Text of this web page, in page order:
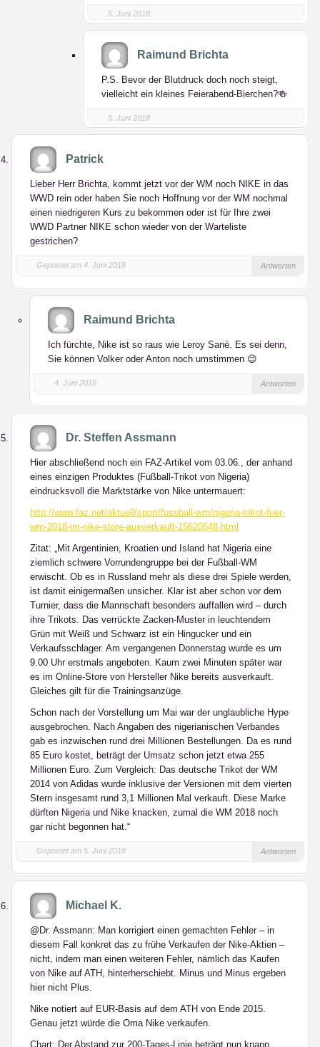
5. Juni 2018
Raimund Brichta
P.S. Bevor der Blutdruck doch noch steigt,
vielleicht ein kleines Feierabend-Bierchen?🍻
5. Juni 2018
Patrick
Lieber Herr Brichta, kommt jetzt vor der WM noch NIKE in das
WWD rein oder haben Sie noch Hoffnung vor der WM nochmal
einen niedrigeren Kurs zu bekommen oder ist für Ihre zwei
WWD Partner NIKE schon wieder von der Warteliste
gestrichen?
Gepostet am 4. Juni 2018 Antworten
Raimund Brichta
Ich fürchte, Nike ist so raus wie Leroy Sané. Es sei denn,
Sie können Volker oder Anton noch umstimmen 😉
4. Juni 2018 Antworten
Dr. Steffen Assmann
Hier abschließend noch ein FAZ-Artikel vom 03.06., der anhand
eines einzigen Produktes (Fußball-Trikot von Nigeria)
eindrucksvoll die Marktstärke von Nike untermauert:
http://www.faz.net/aktuell/sport/fussball-wm/nigeria-trikot-fuer-
wm-2018-im-nike-store-ausverkauft-15620548.html
Zitat: „Mit Argentinien, Kroatien und Island hat Nigeria eine
ziemlich schwere Vorrundengruppe bei der Fußball-WM
erwischt. Ob es in Russland mehr als diese drei Spiele werden,
ist damit einigermaßen unsicher. Klar ist aber schon vor dem
Turnier, dass die Mannschaft besonders auffallen wird – durch
ihre Trikots. Das verrückte Zacken-Muster in leuchtendem
Grün mit Weiß und Schwarz ist ein Hingucker und ein
Verkaufsschlager. Am vergangenen Donnerstag wurde es um
9.00 Uhr erstmals angeboten. Kaum zwei Minuten später war
es im Online-Store von Hersteller Nike bereits ausverkauft.
Gleiches gilt für die Trainingsanzüge.
Schon nach der Vorstellung um Mai war der unglaubliche Hype
ausgebrochen. Nach Angaben des nigerianischen Verbandes
gab es inzwischen rund drei Millionen Bestellungen. Da es rund
85 Euro kostet, beträgt der Umsatz schon jetzt etwa 255
Millionen Euro. Zum Vergleich: Das deutsche Trikot der WM
2014 von Adidas wurde inklusive der Versionen mit dem vierten
Stern insgesamt rund 3,1 Millionen Mal verkauft. Diese Marke
dürften Nigeria und Nike knacken, zumal die WM 2018 noch
gar nicht begonnen hat.“
Gepostet am 5. Juni 2018 Antworten
Michael K.
@Dr. Assmann: Man korrigiert einen gemachten Fehler – in
diesem Fall konkret das zu frühe Verkaufen der Nike-Aktien –
nicht, indem man einen weiteren Fehler, nämlich das Kaufen
von Nike auf ATH, hinterherschiebt. Minus und Minus ergeben
hier nicht Plus.
Nike notiert auf EUR-Basis auf dem ATH von Ende 2015.
Genau jetzt würde die Oma Nike verkaufen.
Chart: Der Abstand zur 200-Tages-Linie beträgt nun knapp